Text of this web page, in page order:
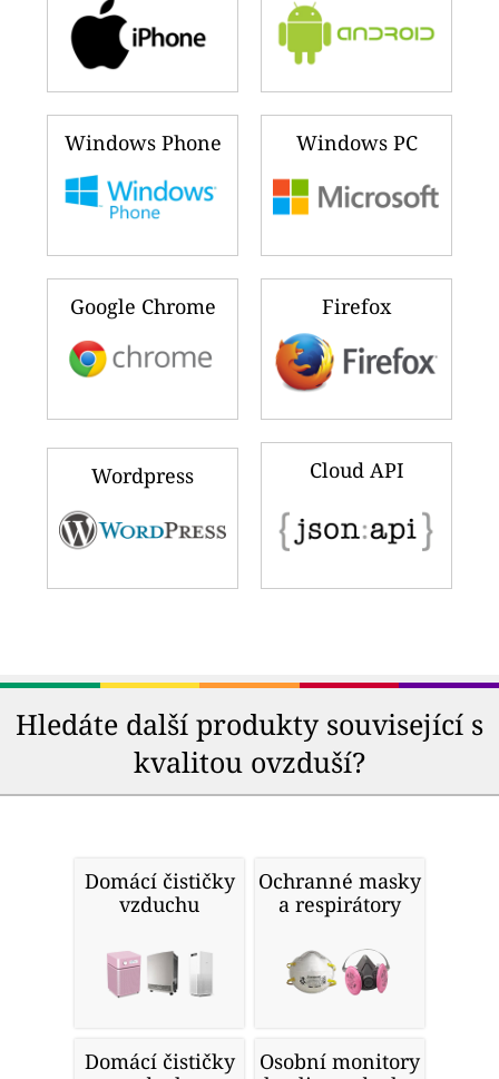
Windows Phone Windows PC
Google Chrome Firefox
Wordpress Cloud API
Hledáte další produkty související s
kvalitou ovzduší?
Domácí čističky
vzduchu
Ochranné masky
a respirátory
Domácí čističky
Osobní monitory